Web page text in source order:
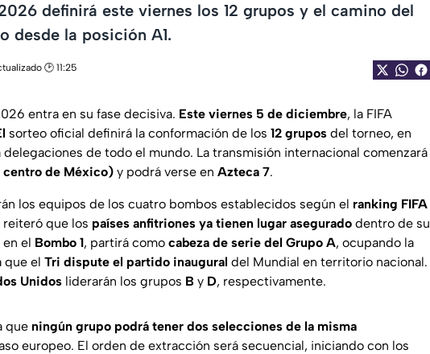
definirá este viernes los 12 grupos y el camino del
desde la posición A1.
🕑 11:25
entra en su fase decisiva. Este viernes 5 de diciembre, la FIFA
sorteo oficial definirá la conformación de los 12 grupos del torneo, en
delegaciones de todo el mundo. La transmisión internacional comenzará
centro de México) y podrá verse en Azteca 7.
los equipos de los cuatro bombos establecidos según el ranking FIFA
reiteró que los países anfitriones ya tienen lugar asegurado dentro de su
el Bombo 1, partirá como cabeza de serie del Grupo A, ocupando la
que el Tri dispute el partido inaugural del Mundial en territorio nacional.
Unidos liderarán los grupos B y D, respectivamente.
que ningún grupo podrá tener dos selecciones de la misma
europeo. El orden de extracción será secuencial, iniciando con los